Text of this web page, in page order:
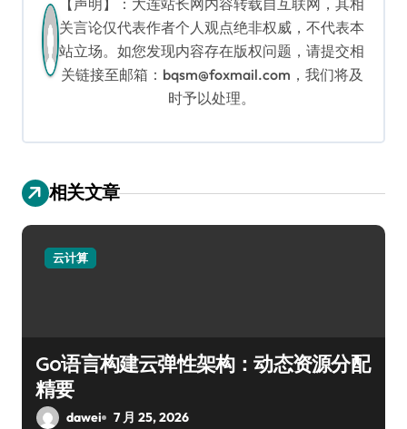
【声明】：大连站长网内容转载自互联网，其相
关言论仅代表作者个人观点绝非权威，不代表本
站立场。如您发现内容存在版权问题，请提交相
关链接至邮箱：bqsm@foxmail.com，我们将及
时予以处理。
相关文章
云计算
Go语言构建云弹性架构：动态资源分配
精要
dawei 7 月 25, 2026